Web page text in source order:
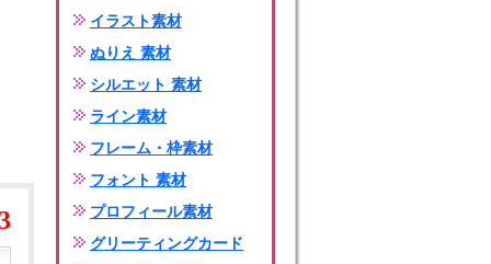
イラスト素材
ぬりえ 素材
シルエット 素材
ライン素材
フレーム・枠素材
フォント 素材
プロフィール素材
グリーティングカード